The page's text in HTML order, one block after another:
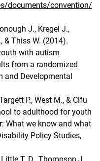
documents/convention/
J., Kregel J.,
& Thiss W. (2014).
with autism
from a randomized
and Developmental
P., West M., & Cifu
to adulthood for youth
What we know and what
Policy Studies,